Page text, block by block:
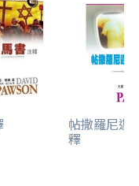
帖撒羅尼迦
釋